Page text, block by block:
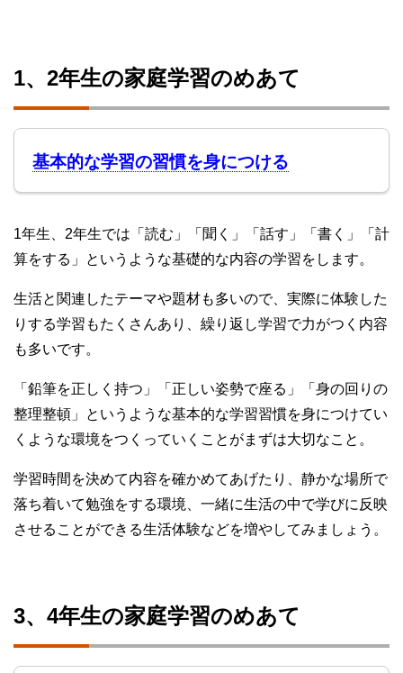
1、2年生の家庭学習のめあて
基本的な学習の習慣を身につける
1年生、2年生では「読む」「聞く」「話す」「書く」「計
算をする」というような基礎的な内容の学習をします。
生活と関連したテーマや題材も多いので、実際に体験した
りする学習もたくさんあり、繰り返し学習で力がつく内容
も多いです。
「鉛筆を正しく持つ」「正しい姿勢で座る」「身の回りの
整理整頓」というような基本的な学習習慣を身につけてい
くような環境をつくっていくことがまずは大切なこと。
学習時間を決めて内容を確かめてあげたり、静かな場所で
落ち着いて勉強をする環境、一緒に生活の中で学びに反映
させることができる生活体験などを増やしてみましょう。
3、4年生の家庭学習のめあて